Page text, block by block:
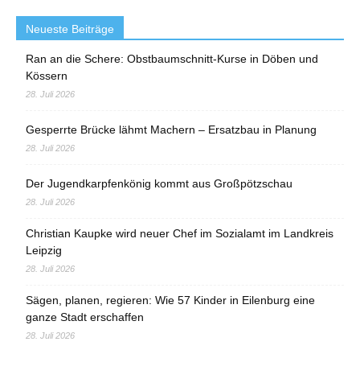
Neueste Beiträge
Ran an die Schere: Obstbaumschnitt-Kurse in Döben und
Kössern
28. Juli 2026
Gesperrte Brücke lähmt Machern – Ersatzbau in Planung
28. Juli 2026
Der Jugendkarpfenkönig kommt aus Großpötzschau
28. Juli 2026
Christian Kaupke wird neuer Chef im Sozialamt im Landkreis
Leipzig
28. Juli 2026
Sägen, planen, regieren: Wie 57 Kinder in Eilenburg eine
ganze Stadt erschaffen
28. Juli 2026